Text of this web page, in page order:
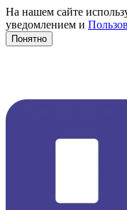
На нашем сайте
уведомлением и
Понятно